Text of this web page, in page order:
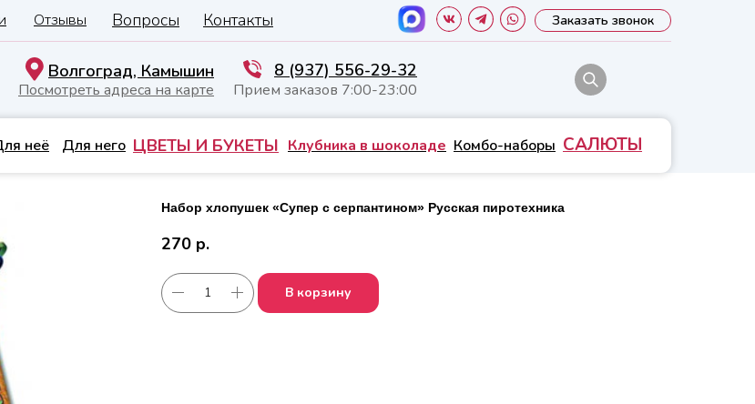
Отзывы Вопросы
8 (937) 556-29-32
Прием заказов 7:00-23:00
Заказать звонок
Волгоград, Камышин
неё ЦВЕТЫ И БУКЕТЫ Клубника в шоколаде Комбо-наборы
Для него САЛЮТЫ
Контакты
Посмотреть адреса на карте
Набор хлопушек «Супер с серпантином» Русская пиротехника
270 р.
В корзину